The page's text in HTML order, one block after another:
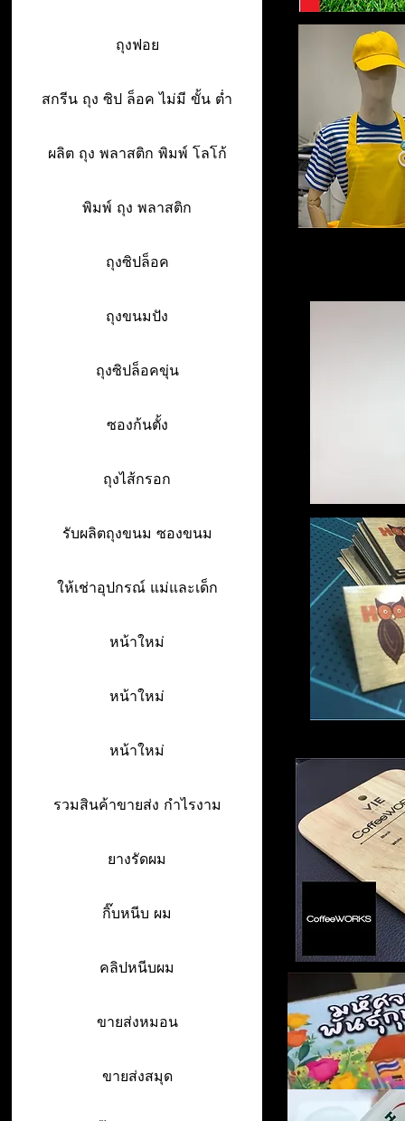
ถุงฟอย
สกรีน ถุง ซิป ล็อค ไม่มี ขั้น ต่ำ
ผลิต ถุง พลาสติก พิมพ์ โลโก้
พิมพ์ ถุง พลาสติก
ถุงซิปล็อค
ถุงขนมปัง
ถุงซิปล็อคขุ่น
ซองก้นตั้ง
ถุงไส้กรอก
รับผลิตถุงขนม ซองขนม
ให้เช่าอุปกรณ์ แม่และเด็ก
หน้าใหม่
หน้าใหม่
หน้าใหม่
รวมสินค้าขายส่ง กำไรงาม
ยางรัดผม
กิ๊บหนีบ ผม
คลิปหนีบผม
ขายส่งหมอน
ขายส่งสมุด